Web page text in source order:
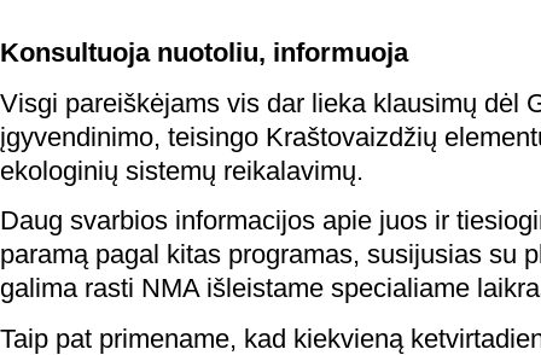
Konsultuoja nuotoliu, informuoja
Visgi pareiškėjams vis dar lieka klausimų dėl
įgyvendinimo, teisingo Kraštovaizdžių
ekologinių sistemų reikalavimų.
Daug svarbios informacijos apie juos ir
paramą pagal kitas programas, susijusias su
galima rasti NMA išleistame specialiame
Taip pat primename, kad kiekvieną